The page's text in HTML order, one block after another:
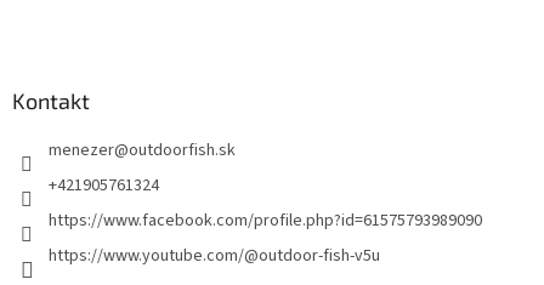
Kontakt
menezer@outdoorfish.sk
+421905761324
https://www.facebook.com/profile.php?id=61575793989090
https://www.youtube.com/@outdoor-fish-v5u